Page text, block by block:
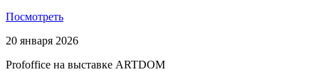
Посмотреть
20 января 2026
Profoffice на выставке ARTDOM